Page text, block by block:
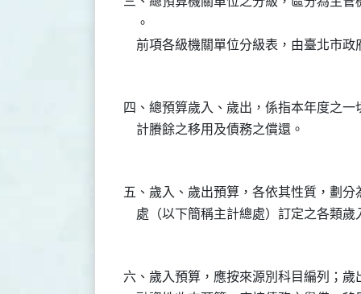
    。
四、總預算歲入、歲出，係指本年度之
五、歲入、歲出預算，各依其性質，劃
六、歲入預算，應按來源別科目編列；